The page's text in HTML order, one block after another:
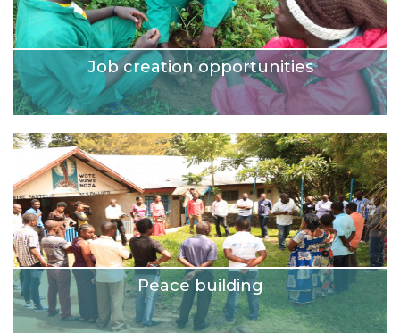
Job creation opportunities
Peace building